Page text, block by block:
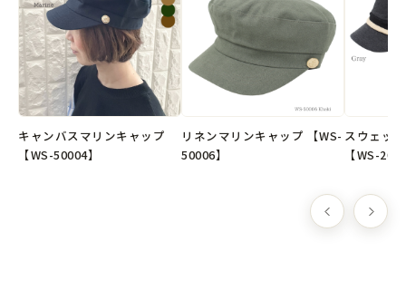
●原産国
ベトナム製
※弊社オリジナル企画デザインの商品です。
※長めの紐の引っ掛けや巻き込みなどにはご注意ください。
キャンバスマリンキャップ
【WS-50004】
リネンマリンキャップ 【WS-
50006】
スウェッ
【WS-